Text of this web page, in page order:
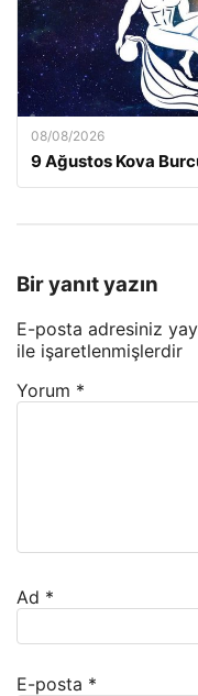
08/08/2026
9 Ağustos Kova
Bir yanıt yazın
E-posta adresiniz
ile işaretlenmişlerdir
Yorum *
Ad *
E-posta *